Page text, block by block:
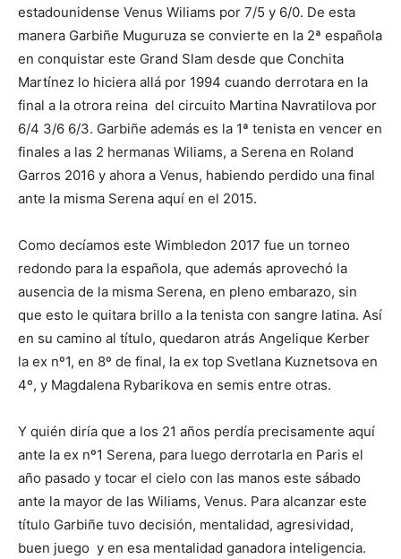
estadounidense Venus Wiliams por 7/5 y 6/0. De esta
manera Garbiñe Muguruza se convierte en la 2ª española
en conquistar este Grand Slam desde que Conchita
Martínez lo hiciera allá por 1994 cuando derrotara en la
final a la otrora reina del circuito Martina Navratilova por
6/4 3/6 6/3. Garbiñe además es la 1ª tenista en vencer en
finales a las 2 hermanas Wiliams, a Serena en Roland
Garros 2016 y ahora a Venus, habiendo perdido una final
ante la misma Serena aquí en el 2015.
Como decíamos este Wimbledon 2017 fue un torneo
redondo para la española, que además aprovechó la
ausencia de la misma Serena, en pleno embarazo, sin
que esto le quitara brillo a la tenista con sangre latina. Así
en su camino al título, quedaron atrás Angelique Kerber
la ex nº1, en 8º de final, la ex top Svetlana Kuznetsova en
4º, y Magdalena Rybarikova en semis entre otras.
Y quién diría que a los 21 años perdía precisamente aquí
ante la ex nº1 Serena, para luego derrotarla en Paris el
año pasado y tocar el cielo con las manos este sábado
ante la mayor de las Wiliams, Venus. Para alcanzar este
título Garbiñe tuvo decisión, mentalidad, agresividad,
buen juego y en esa mentalidad ganadora inteligencia.